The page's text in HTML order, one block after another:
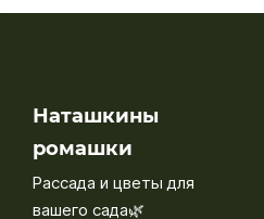
Наташкины
ромашки
Рассада и цветы для
вашего сада🌿